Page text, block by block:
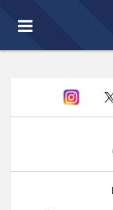
Toggle
navigation